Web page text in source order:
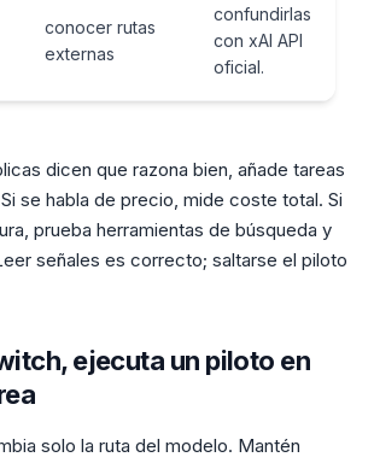
conocer rutas
externas
confundirlas
con xAI API
oficial.
dicen que razona bien, añade tareas
se habla de precio, mide coste total. Si
prueba herramientas de búsqueda y
señales es correcto; saltarse el piloto
ejecuta un piloto en
solo la ruta del modelo. Mantén